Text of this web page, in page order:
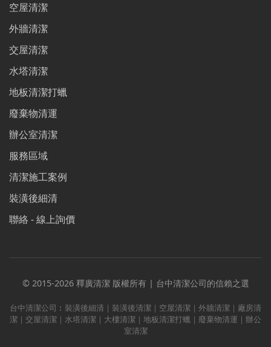
空屋清潔
外牆清潔
交屋清潔
水塔清潔
地板清潔打蠟
廢棄物清運
辦公室清潔
服務區域
清潔施工案例
裝潢後細清
聯絡 - 線上詢價
© 2015-2026 釋廣清潔 版權所有 | 台中清潔公司的信賴之選
台中清潔公司︰裝潢後細清｜裝潢後清潔｜空屋清潔｜外牆清潔｜廠房清
潔｜交屋清潔｜水塔清潔｜大樓清潔｜地板清潔打蠟｜廢棄物清運｜辦公
室清潔